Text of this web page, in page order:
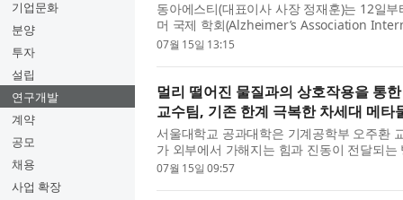
기업문화
분양
투자
설립
연구개발
계약
공모
채용
사업 확장
동아에스티(대표이사 사장 정재훈)는 12일
머 국제 학회(Alzheimer’s Association
성제 ‘DA-7505’, 타우 응집 저해제 ‘DA-
07월 15일 13:15
멀리 떨어진 물질과의 상호작용을 통
교수팀, 기존 한계 극복한 차세대 메타
서울대학교 공과대학은 기계공학부 오주환
가 외부에서 가해지는 힘과 진동이 전달되
타물질(Elastic Metamaterials) 플랫폼을 개
07월 15일 09:57